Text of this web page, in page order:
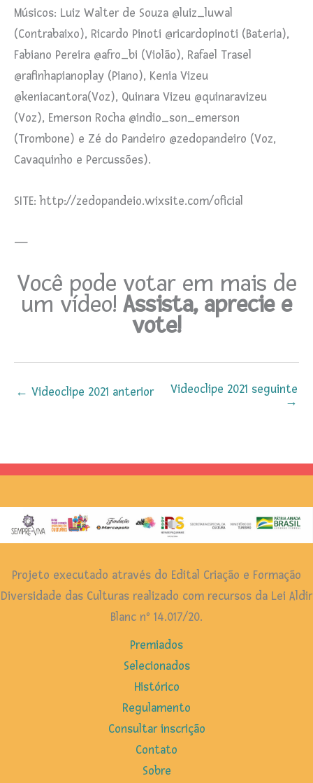
Músicos: Luiz Walter de Souza @luiz_luwal
(Contrabaixo), Ricardo Pinoti @ricardopinoti (Bateria),
Fabiano Pereira @afro_bi (Violão), Rafael Trasel
@rafinhapianoplay (Piano), Kenia Vizeu
@keniacantora(Voz), Quinara Vizeu @quinaravizeu
(Voz), Emerson Rocha @indio_son_emerson
(Trombone) e Zé do Pandeiro @zedopandeiro (Voz,
Cavaquinho e Percussões).
SITE: http://zedopandeio.wixsite.com/oficial
—
Você pode votar em mais de
um vídeo! Assista, aprecie e
vote!
← Videoclipe 2021 anterior
Videoclipe 2021 seguinte
→
Projeto executado através do Edital Criação e Formação
Diversidade das Culturas realizado com recursos da Lei Aldir
Blanc nº 14.017/20.
Premiados
Selecionados
Histórico
Regulamento
Consultar inscrição
Contato
Sobre